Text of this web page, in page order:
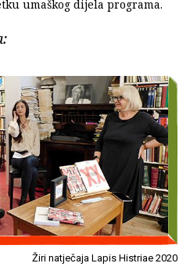
umaškog dijela programa.
Žiri natječaja Lapis Histriae 2020